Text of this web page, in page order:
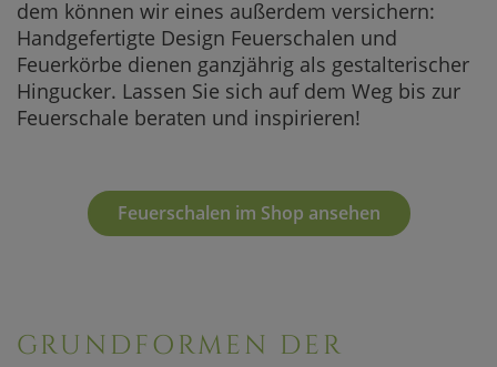
dem können wir eines außerdem versichern:
Handgefertigte Design Feuerschalen und
Feuerkörbe dienen ganzjährig als gestalterischer
Hingucker. Lassen Sie sich auf dem Weg bis zur
Feuerschale beraten und inspirieren!
Feuerschalen im Shop ansehen
GRUNDFORMEN DER